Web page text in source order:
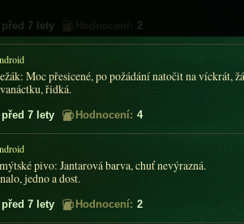
před 7 lety 2
Moc přesicené, po požádání natočit na víckrát,
řidká.
před 7 lety Hodnocení: 4
pivo: Jantarová barva, chuť nevýrazná.
jedno a dost.
před 7 lety Hodnocení: 2